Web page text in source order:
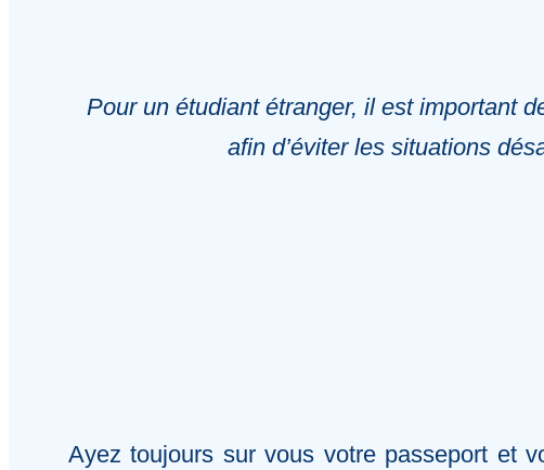
Pour un étudiant étranger, il est important
afin d’éviter les situations
Ayez toujours sur vous votre passeport et